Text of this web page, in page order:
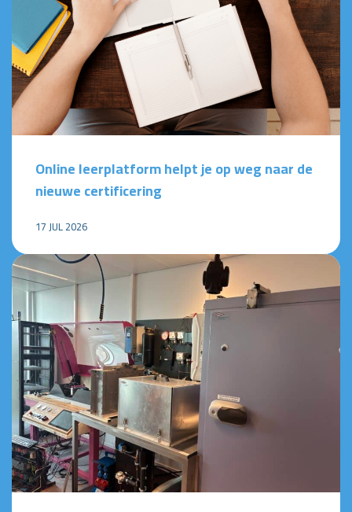
Online leerplatform helpt je op weg naar de
nieuwe certificering
17 JUL 2026